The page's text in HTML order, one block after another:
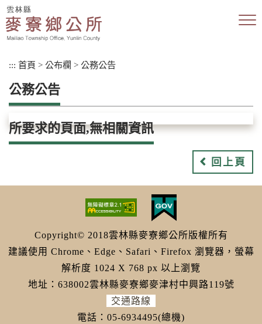
跳
到
主
::: 首頁 > 公布欄 > 公務公告
公務公告
所要求的頁面,無相關資訊
回上頁
Copyright© 2018雲林縣麥寮鄉公所版權所有
建議使用 Chrome、Edge、Safari、Firefox 瀏覽器，螢幕
解析度 1024 X 768 px 以上瀏覽
地址：638002雲林縣麥寮鄉麥津村中興路119號
交通路線
電話：05-6934495(總機)